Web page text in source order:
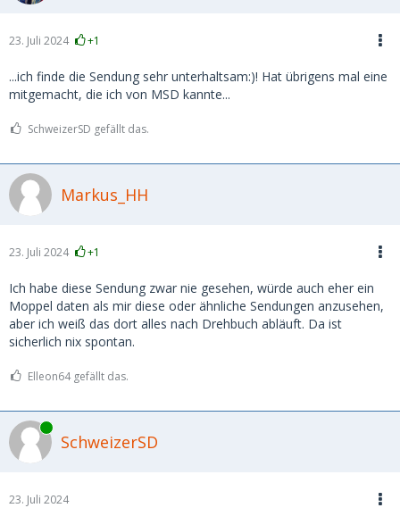
23. Juli 2024 +1
...ich finde die Sendung sehr unterhaltsam:)! Hat übrigens mal eine
mitgemacht, die ich von MSD kannte...
SchweizerSD gefällt das.
Markus_HH
23. Juli 2024 +1
Ich habe diese Sendung zwar nie gesehen, würde auch eher ein
Moppel daten als mir diese oder ähnliche Sendungen anzusehen,
aber ich weiß das dort alles nach Drehbuch abläuft. Da ist
sicherlich nix spontan.
Elleon64 gefällt das.
Online
SchweizerSD
23. Juli 2024